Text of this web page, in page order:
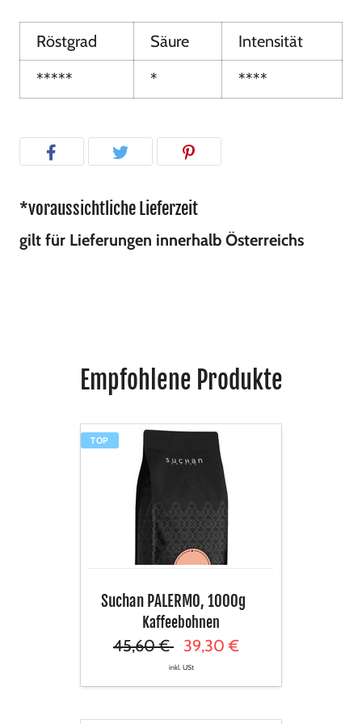
Röstgrad Säure
Intensität
*****
* ****
*voraussichtliche Lieferzeit
gilt für Lieferungen innerhalb Österreichs
Empfohlene Produkte
Suchan
PALERMO,
1000g
TOP
Suchan PALERMO, 1000g
Kaffeebohnen
45,60 € 39,30 €
inkl. USt